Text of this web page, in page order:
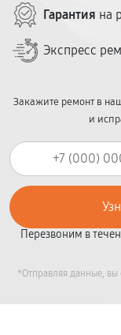
Гарантия на
Экспресс
Закажите ремонт в
и
Перезвоним в
*Отправляя данные, вы